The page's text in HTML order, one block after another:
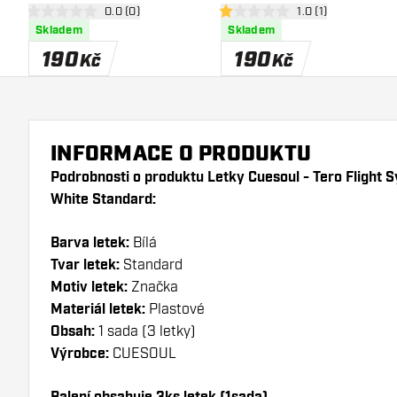
otevřít panel recenzí
0 hodnoticí hvězdičky
0.0 (0)
Skladem
190Kč
Standard
otevřít panel recenzí
1 hodnoticí hvězdičky
1.0 (1)
Skladem
190Kč
INFORMACE O PRODUKTU
Podrobnosti o produktu Letky Cuesoul - Tero Flight
White Standard:
Barva letek: Bílá
Tvar letek: Standard
Motiv letek: Značka
Materiál letek: Plastové
Obsah: 1 sada (3 letky)
Výrobce: CUESOUL